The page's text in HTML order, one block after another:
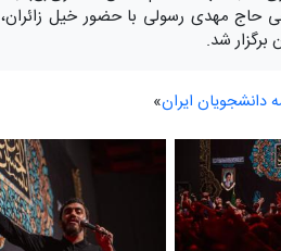
حاج مهدی رسولی با حضور خیل
شد.
دانشجویان ایران»